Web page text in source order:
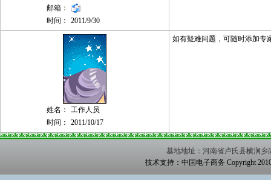
邮箱：
时间：
2011/9/30
姓名：
工作人员
时间：
2011/10/17
如有疑难问题，可随时添加专
基地地址：河南省卢氏县横涧乡
技术支持： 中国电子商务 Copyright